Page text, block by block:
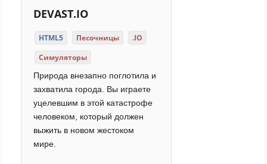
DEVAST.IO
HTML5 Песочницы
.IO
Симуляторы
Природа внезапно поглотила и
захватила города. Вы играете
уцелевшим в этой катастрофе
человеком, который должен
выжить в новом жестоком
мире.